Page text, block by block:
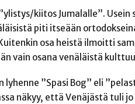
kiitos Jumalalle”.
piti itseään
osa heistä ilmoitti
vain osana venäläistä
”Spasi Bog” eli
näkyy, että Venäjästä tuli